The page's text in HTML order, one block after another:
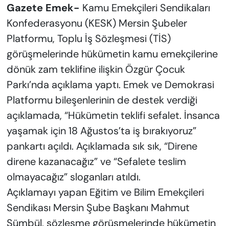
Gazete Emek- Kamu Emekçileri Sendikaları
Konfederasyonu (KESK) Mersin Şubeler
Platformu, Toplu İş Sözleşmesi (TİS)
görüşmelerinde hükümetin kamu emekçilerine
dönük zam teklifine ilişkin Özgür Çocuk
Parkı’nda açıklama yaptı. Emek ve Demokrasi
Platformu bileşenlerinin de destek verdiği
açıklamada, “Hükümetin teklifi sefalet. İnsanca
yaşamak için 18 Ağustos’ta iş bırakıyoruz”
pankartı açıldı. Açıklamada sık sık, “Direne
direne kazanacağız” ve “Sefalete teslim
olmayacağız” sloganları atıldı.
Açıklamayı yapan Eğitim ve Bilim Emekçileri
Sendikası Mersin Şube Başkanı Mahmut
Sümbül, sözleşme görüşmelerinde hükümetin
SİYASET
VAN VE DİYARBAKIR HABERLERİ